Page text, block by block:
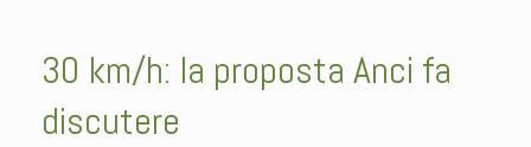
30 km/h: la proposta Anci fa
discutere